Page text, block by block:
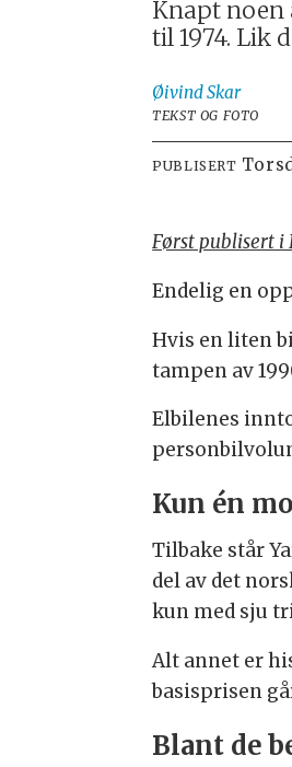
Knapt noen
til 1974. Lik
ØivindSkar
TEKST OG FOTO
PUBLISERT
Først publisert i
Endelig en
Hvis en liten
tampen av
Elbilenes
Kun én
Tilbake står
del av det
kun med sju
Alt annet er
basisprisen
Blant de